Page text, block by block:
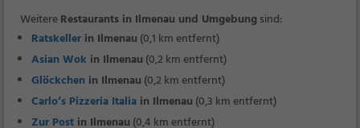
WeitereRestaurants in Ilmenau und Umgebungsind:
Ratskeller in Ilmenau (0,1 km entfernt)
Asian Wok in Ilmenau (0,2 km entfernt)
Glöckchen in Ilmenau (0,2 km entfernt)
Carlo’s Pizzeria Italia in Ilmenau (0,3 km entfernt)
Zur Post in Ilmenau (0,4 km entfernt)